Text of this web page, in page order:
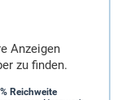
Anzeigen
zu finden.
Reichweite